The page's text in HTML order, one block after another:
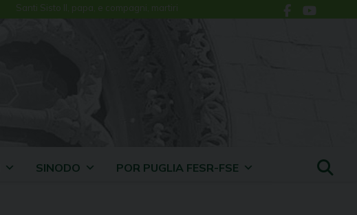
Santi Sisto II, papa, e compagni, martiri
SINODO POR PUGLIA FESR-FSE